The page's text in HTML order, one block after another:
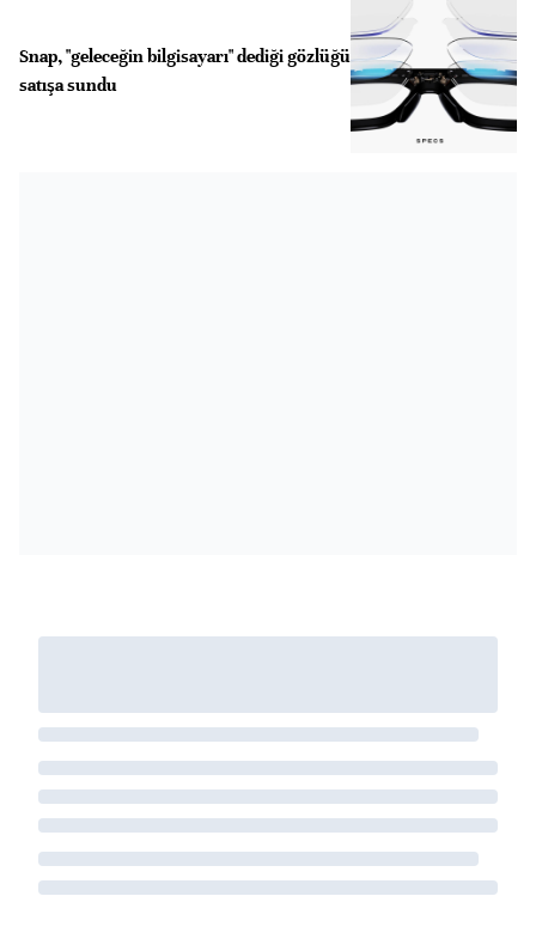
Snap, "geleceğin bilgisayarı" dediği gözlüğü
satışa sundu